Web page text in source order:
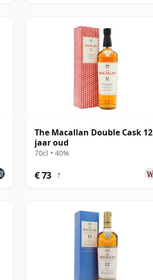
The Macallan Double Cask 12
jaar oud
70cl • 40%
€ 73 ?